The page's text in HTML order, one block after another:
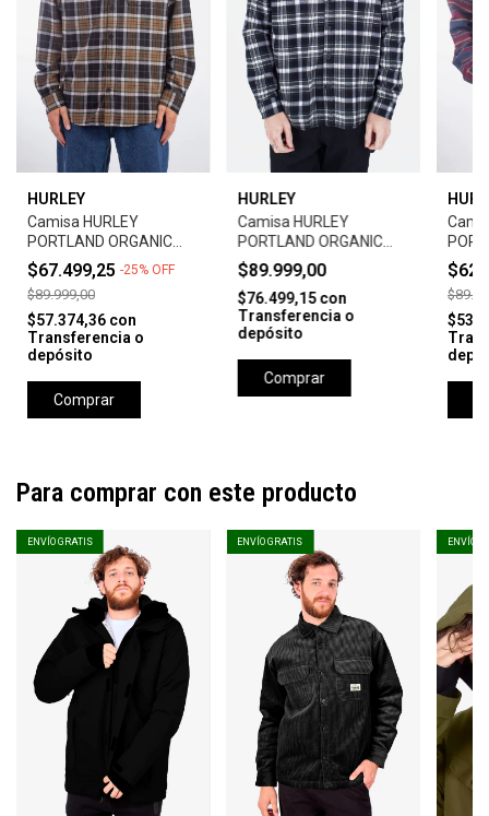
HURLEY
Camisa HURLEY
PORTLAND ORGANIC
FLANNELS-BLACK/GREY
$67.499,25 -25% OFF
$89.999,00
$57.374,36 con
Transferencia o
depósito
Comprar
HURLEY
Camisa HURLEY
PORTLAND ORGANIC
FLANNELS-BLACK
$89.999,00
$76.499,15con
Transferencia o
depósito
Comprar
Para comprar con este producto
ENVÍO GRATIS ENVÍO GRATIS ENVÍO